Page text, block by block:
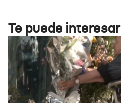
Te puede interesar